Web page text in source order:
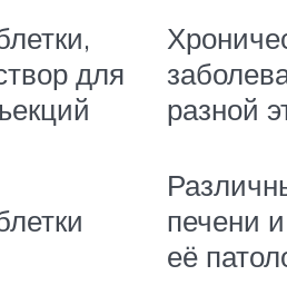
для
разной
печени
её